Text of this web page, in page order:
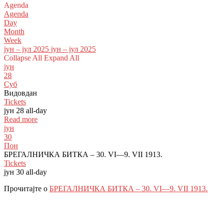
Agenda
Agenda
Day
Month
Week
јун – јул 2025 јун – јул 2025
Collapse All Expand All
јун
28
Суб
Видовдан
Tickets
јун 28 all-day
Read more
јун
30
Пон
БРЕГАЛНИЧКА БИТКА – 30. VI—9. VII 1913.
Tickets
јун 30 all-day
Прочитајте о БРЕГАЛНИЧКА БИТКА – 30. VI—9. VII 1913.